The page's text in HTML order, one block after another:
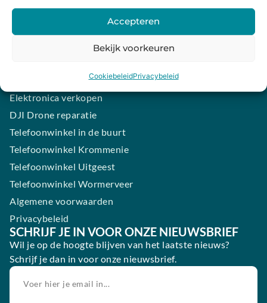
Accepteren
Bekijk voorkeuren
CookiebeleidPrivacybeleid
Contact
Samsung smartphone laten maken
Elektronica verkopen
DJI Drone reparatie
Telefoonwinkel in de buurt
Telefoonwinkel Krommenie
Telefoonwinkel Uitgeest
Telefoonwinkel Wormerveer
Algemene voorwaarden
Privacybeleid
SCHRIJF JE IN VOOR ONZE NIEUWSBRIEF
Wil je op de hoogte blijven van het laatste nieuws?
Schrijf je dan in voor onze nieuwsbrief.